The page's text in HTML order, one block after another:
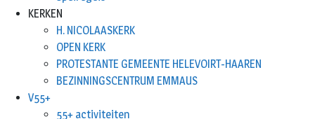
KERKEN
H. NICOLAASKERK
OPEN KERK
PROTESTANTE GEMEENTE HELEVOIRT-HAAREN
BEZINNINGSCENTRUM EMMAUS
V55+
55+ activiteiten